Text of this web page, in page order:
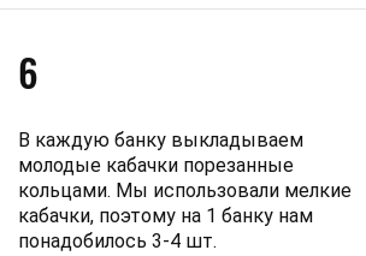
6
В каждую банку выкладываем
молодые кабачки порезанные
кольцами. Мы использовали мелкие
кабачки, поэтому на 1 банку нам
понадобилось 3-4 шт.